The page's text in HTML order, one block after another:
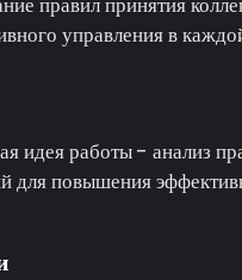
управления в
идея работы - анализ
для повышения